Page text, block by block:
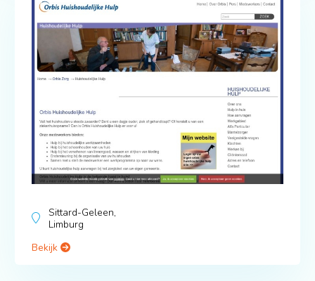
Sittard-Geleen,
Limburg
Bekijk